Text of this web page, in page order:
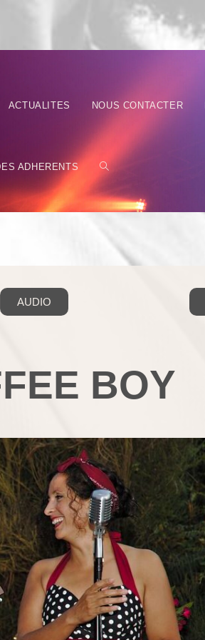
ACTUALITES NOUS CONTACTER
ADHERENTS
AUDIO
BOY